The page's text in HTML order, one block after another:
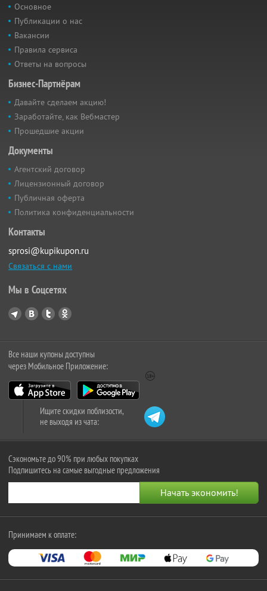
Основное
Публикации о нас
Вакансии
Правила сервиса
Ответы на вопросы
Бизнес-Партнёрам
Давайте сделаем акцию!
Заработайте, как Вебмастер
Прошедшие акции
Документы
Агентский договор
Лицензионный договор
Публичная оферта
Политика конфиденциальности
Контакты
sprosi@kupikupon.ru
Связаться с нами
Мы в Соцсетях
Все наши купоны доступны
через Мобильное Приложение:
Ищите скидки поблизости,
не выходя из чата:
Сэкономьте до 90% при любых покупках
Подпишитесь на самые выгодные предложения
Принимаем к оплате: